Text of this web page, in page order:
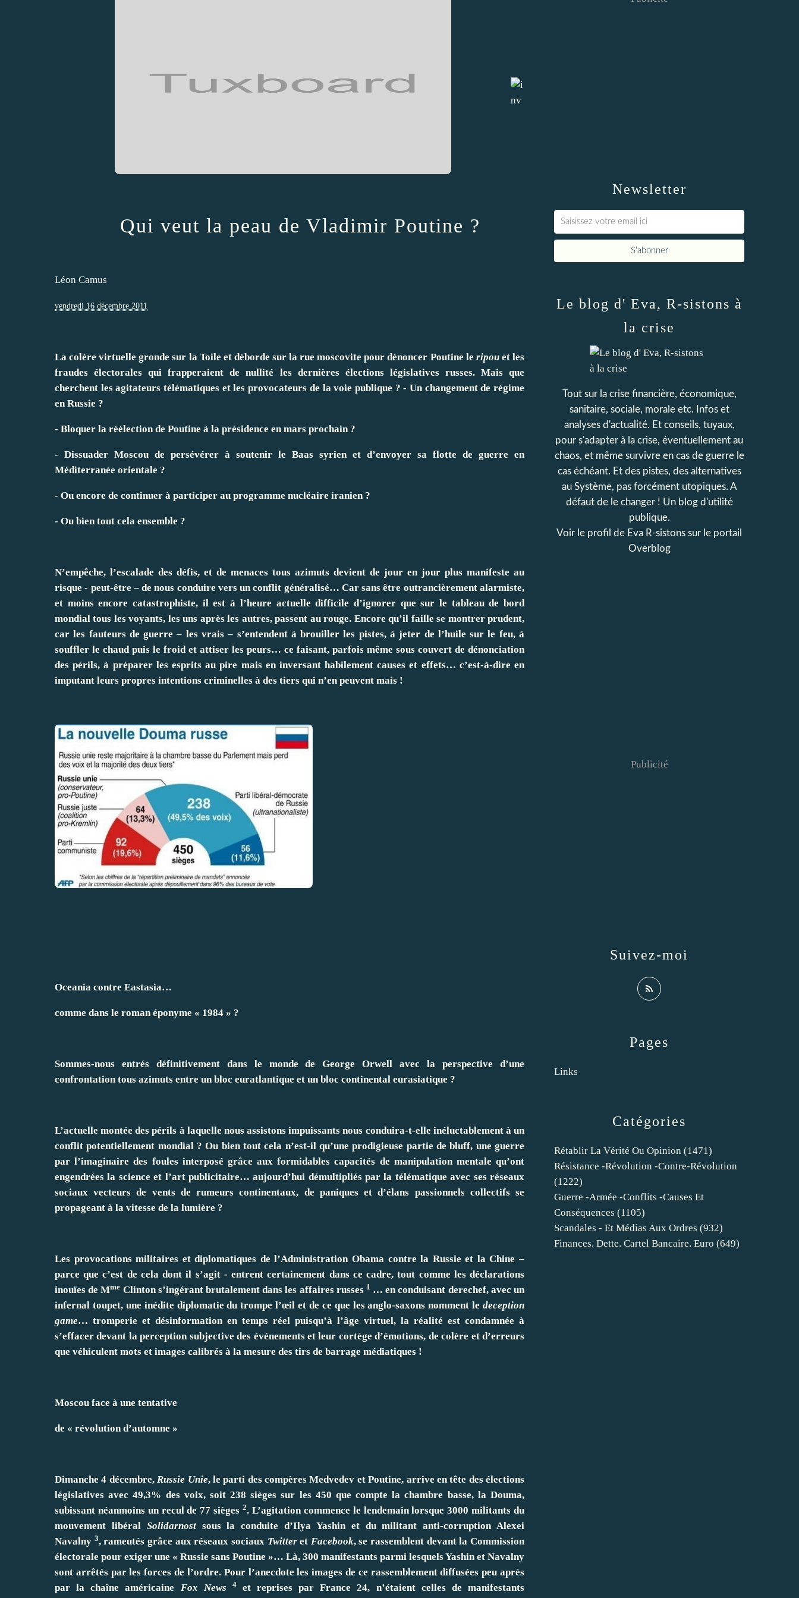
Qui veut la peau de Vladimir Poutine ?
Léon Camus
vendredi 16 décembre 2011
La colère virtuelle gronde sur la Toile et déborde sur la rue moscovite pour dénoncer Poutine le ripouet les
fraudes électorales qui frapperaient de nullité les dernières élections législatives russes. Mais que
cherchent les agitateurs télématiques et les provocateurs de la voie publique ? - Un changement de régime
en Russie ?
- Bloquer la réélection de Poutine à la présidence en mars prochain ?
- Dissuader Moscou de persévérer à soutenir le Baas syrien et d’envoyer sa flotte de guerre en
Méditerranée orientale ?
- Ou encore de continuer à participer au programme nucléaire iranien ?
- Ou bien tout cela ensemble ?
N’empêche, l’escalade des défis, et de menaces tous azimuts devient de jour en jour plus manifeste au
risque - peut-être – de nous conduire vers un conflit généralisé… Car sans être outrancièrement alarmiste,
et moins encore catastrophiste, il est à l’heure actuelle difficile d’ignorer que sur le tableau de bord
mondial tous les voyants, les uns après les autres, passent au rouge. Encore qu’il faille se montrer prudent,
car les fauteurs de guerre – les vrais – s’entendent à brouiller les pistes, à jeter de l’huile sur le feu, à
souffler le chaud puis le froid et attiser les peurs… ce faisant, parfois même sous couvert de dénonciation
des périls, à préparer les esprits au pire mais en inversant habilement causes et effets… c’est-à-dire en
imputant leurs propres intentions criminelles à des tiers qui n’en peuvent mais !
Oceania contre Eastasia…
comme dans le roman éponyme « 1984 » ?
Sommes-nous entrés définitivement dans le monde de George Orwell avec la perspective d’une
confrontation tous azimuts entre un bloc euratlantique et un bloc continental eurasiatique ?
L’actuelle montée des périls à laquelle nous assistons impuissants nous conduira-t-elle inéluctablement à un
conflit potentiellement mondial ? Ou bien tout cela n’est-il qu’une prodigieuse partie de bluff, une guerre
par l’imaginaire des foules interposé grâce aux formidables capacités de manipulation mentale qu’ont
engendrées la science et l’art publicitaire… aujourd’hui démultipliés par la télématique avec ses réseaux
sociaux vecteurs de vents de rumeurs continentaux, de paniques et d’élans passionnels collectifs se
propageant à la vitesse de la lumière ?
Les provocations militaires et diplomatiques de l’Administration Obama contre la Russie et la Chine –
parce que c’est de cela dont il s’agit - entrent certainement dans ce cadre, tout comme les déclarations
inouïes de Mme Clinton s’ingérant brutalement dans les affaires russes 1 … en conduisant derechef, avec un
infernal toupet, une inédite diplomatie du trompe l’œil et de ce que les anglo-saxons nomment le deception
game… tromperie et désinformation en temps réel puisqu’à l’âge virtuel, la réalité est condamnée à
s’effacer devant la perception subjective des événements et leur cortège d’émotions, de colère et d’erreurs
que véhiculent mots et images calibrés à la mesure des tirs de barrage médiatiques !
Moscou face à une tentative
de « révolution d’automne »
Dimanche 4 décembre,Russie Unie, le parti des compères Medvedev et Poutine, arrive en tête des élections
législatives avec 49,3% des voix, soit 238 sièges sur les 450 que compte la chambre basse, la Douma,
subissant néanmoins un recul de 77 sièges2. L’agitation commence le lendemain lorsque 3000 militants du
mouvement libéral Solidarnostsous la conduite d’Ilya Yashin et du militant anti-corruption Alexei
Navalny 3, rameutés grâce aux réseaux sociaux Twitteret Facebook, se rassemblent devant la Commission
électorale pour exiger une « Russie sans Poutine »… Là, 300 manifestants parmi lesquels Yashin et Navalny
sont arrêtés par les forces de l’ordre. Pour l’anecdote les images de ce rassemblement diffusées peu après
par la chaîne américaine Fox News 4et reprises par France 24, n’étaient celles de manifestants
Newsletter
Catégories
Rétablir La Vérité Ou Opinion (1471)
Résistance -révolution -contre-Révolution
(1222)
Guerre -armée -conflits -causes Et
Conséquences (1105)
Scandales - Et Médias Aux Ordres (932)
Finances. Dette. Cartel Bancaire. Euro (649)
Pages
Links
Le blog d' Eva, R-sistons à
la crise
Tout sur la crise financière, économique,
sanitaire, sociale, morale etc. Infos et
analyses d'actualité. Et conseils, tuyaux,
pour s'adapter à la crise, éventuellement au
chaos, et même survivre en cas de guerre le
cas échéant. Et des pistes, des alternatives
au Système, pas forcément utopiques. A
défaut de le changer ! Un blog d'utilité
publique.
Voir le profil de Eva R-sistons sur le portail
Overblog
Suivez-moi
Publicité